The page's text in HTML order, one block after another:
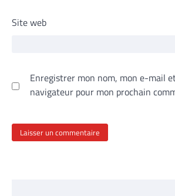
Site web
Enregistrer mon nom, mon e-mail
navigateur pour mon prochain